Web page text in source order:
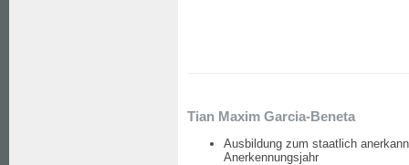
Tian Maxim Garcia-Beneta
Ausbildung zum staatlich
Anerkennungsjahr